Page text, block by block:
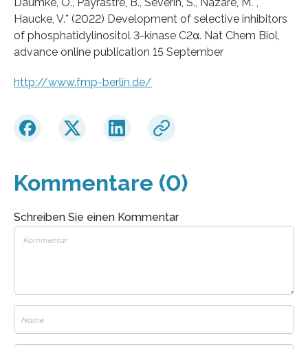
Daumke, O., Payrastre, B., Severin, S., Nazaré, M.*,
Haucke, V.* (2022) Development of selective inhibitors
of phosphatidylinositol 3-kinase C2α. Nat Chem Biol,
advance online publication 15 September
http://www.fmp-berlin.de/
Kommentare (0)
Schreiben Sie einen Kommentar